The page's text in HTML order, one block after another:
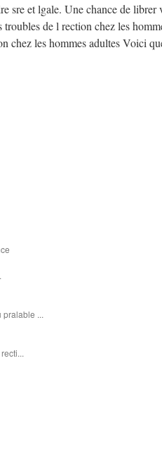
sre et lgale. Une chance de librer
de l rection chez les
chez les hommes adultes Voici
pralable ...